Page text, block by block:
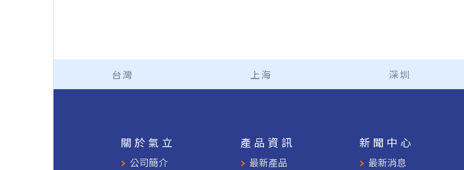
台灣 上海 深圳
關於氣立
公司簡介
產品資訊
最新產品
新聞中心
最新消息